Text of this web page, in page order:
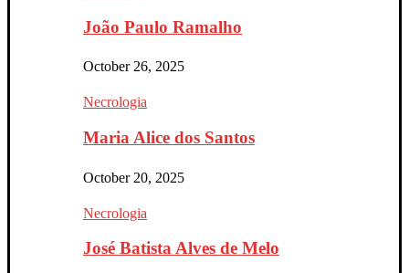
João Paulo Ramalho
October 26, 2025
Necrologia
Maria Alice dos Santos
October 20, 2025
Necrologia
José Batista Alves de Melo